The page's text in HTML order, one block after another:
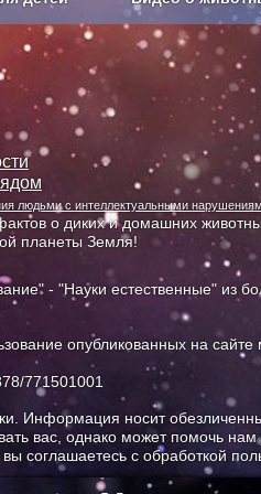
Сельское
людьми с интеллектуальными
о диких и домашних
планеты Земля!
- "Науки естественные" из
опубликованных на сайте
771501001
Информация носит
вас, однако может помочь нам
соглашаетесь с обработкой